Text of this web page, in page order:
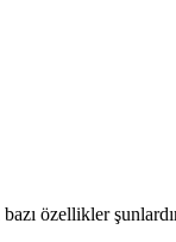
özellikler